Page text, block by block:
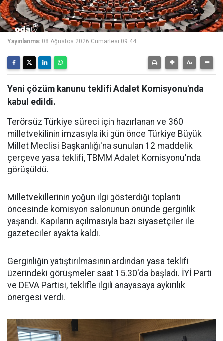
Yayınlanma: 08 Ağustos 2026 Cumartesi 09:44
Yeni çözüm kanunu teklifi Adalet Komisyonu'nda
kabul edildi.
Terörsüz Türkiye süreci için hazırlanan ve 360
milletvekilinin imzasıyla iki gün önce Türkiye Büyük
Millet Meclisi Başkanlığı'na sunulan 12 maddelik
çerçeve yasa teklifi, TBMM Adalet Komisyonu'nda
görüşüldü.
Milletvekillerinin yoğun ilgi gösterdiği toplantı
öncesinde komisyon salonunun önünde gerginlik
yaşandı. Kapıların açılmasıyla bazı siyasetçiler ile
gazeteciler ayakta kaldı.
Gerginliğin yatıştırılmasının ardından yasa teklifi
üzerindeki görüşmeler saat 15.30'da başladı. İYİ Parti
ve DEVA Partisi, teklifle ilgili anayasaya aykırılık
önergesi verdi.